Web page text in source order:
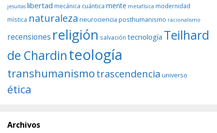
jesuitas libertad mecánica cuántica mente metafísica modernidad
mística naturaleza neurociencia posthumanismo racionalismo
recensiones religión salvación tecnología Teilhard
de Chardinteología
transhumanismotrascendencia universo
ética
Archivos